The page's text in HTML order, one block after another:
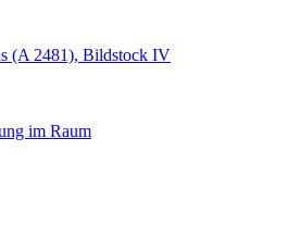
(A 2481), Bildstock IV
im Raum